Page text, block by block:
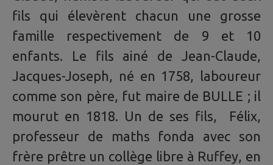
fils qui élevèrent chacun une grosse
famille respectivement de 9 et 10
enfants. Le fils ainé de Jean-Claude,
Jacques-Joseph, né en 1758, laboureur
comme son père, fut maire de BULLE ; il
mourut en 1818. Un de ses fils, Félix,
professeur de maths fonda avec son
frère prêtre un collège libre à Ruffey, en